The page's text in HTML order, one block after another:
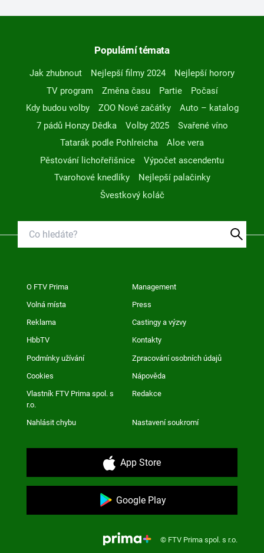
Populární témata
Jak zhubnout Nejlepší filmy 2024
Nejlepší horory
TV program
Změna času Partie
Počasí
Kdy budou volby
ZOO Nové začátky
Auto – katalog
7 pádů Honzy Dědka
Volby 2025
Svařené víno
Tatarák podle Pohlreicha
Aloe vera
Pěstování lichořeřišnice
Výpočet ascendentu
Tvarohové knedlíky
Nejlepší palačinky
Švestkový koláč
O FTV Prima Management
Volná místa Press
Reklama Castingy a výzvy
HbbTV Kontakty
Podmínky užívání Zpracování osobních údajů
Cookies Nápověda
Vlastník FTV Prima spol. s
r.o.
Redakce
Nahlásit chybu Nastavení soukromí
App Store
Google Play
© FTV Prima spol. s r.o.